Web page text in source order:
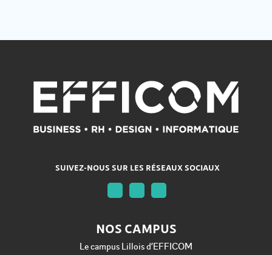
SUIVEZ-NOUS SUR LES RÉSEAUX SOCIAUX
NOS CAMPUS
Le campus Lillois d’EFFICOM